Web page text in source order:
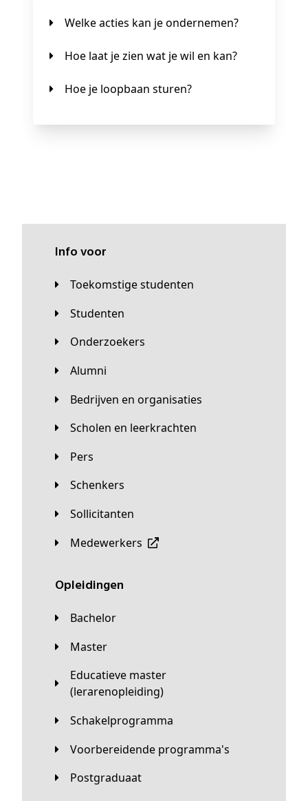
Welke acties kan je ondernemen?
Hoe laat je zien wat je wil en kan?
Hoe je loopbaan sturen?
Info voor
Toekomstige studenten
Studenten
Onderzoekers
Alumni
Bedrijven en organisaties
Scholen en leerkrachten
Pers
Schenkers
Sollicitanten
Medewerkers
Opleidingen
Bachelor
Master
Educatieve master
(lerarenopleiding)
Schakelprogramma
Voorbereidende programma's
Postgraduaat